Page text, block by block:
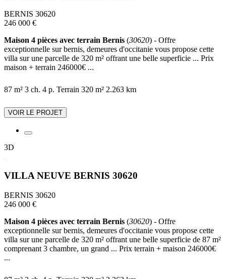
BERNIS 30620
246 000 €
Maison 4 pièces avec terrain Bernis (30620) - Offre
exceptionnelle sur bernis, demeures d'occitanie vous propose cette
villa sur une parcelle de 320 m² offrant une belle superficie ... Prix
maison + terrain 246000€ ...
87 m² 3 ch. 4 p. Terrain 320 m² 2.263 km
VOIR LE PROJET
3D
VILLA NEUVE BERNIS 30620
BERNIS 30620
246 000 €
Maison 4 pièces avec terrain Bernis (30620) - Offre
exceptionnelle sur bernis, demeures d'occitanie vous propose cette
villa sur une parcelle de 320 m² offrant une belle superficie de 87 m²
comprenant 3 chambre, un grand ... Prix terrain + maison 246000€
...